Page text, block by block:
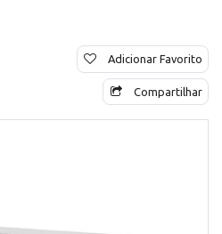
Adicionar Favorito
Compartilhar